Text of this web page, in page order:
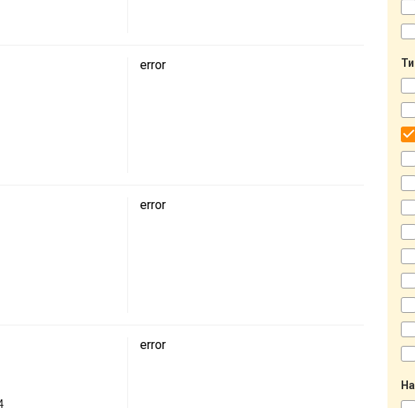
error
error
error